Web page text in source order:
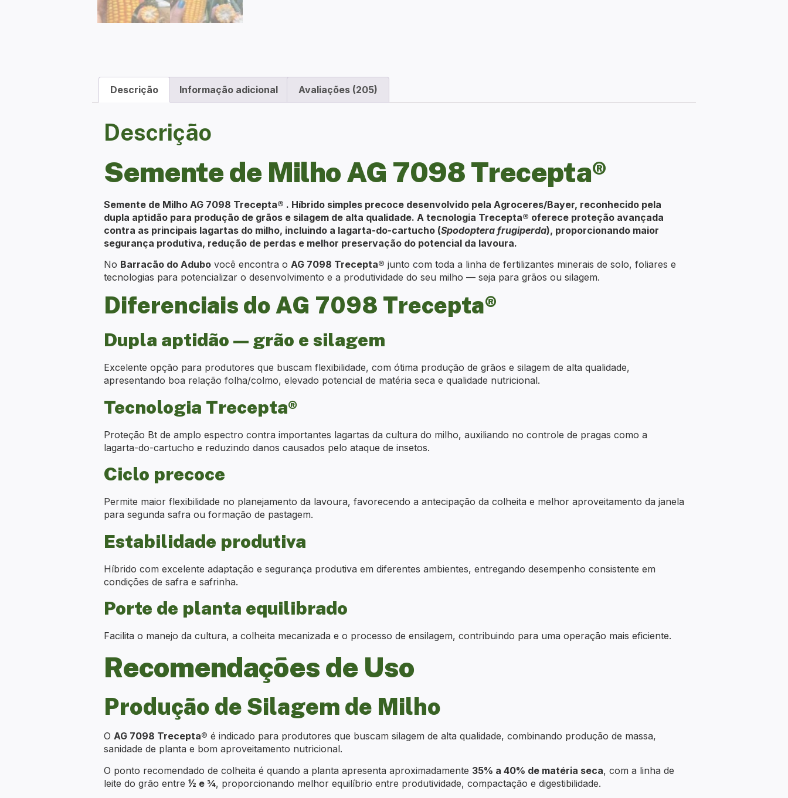
Descrição Informação adicional Avaliações (205)
Descrição
Semente de Milho AG 7098 Trecepta®
Semente de Milho AG 7098 Trecepta® . Híbrido simples precoce desenvolvido pela Agroceres/Bayer, reconhecido pela
dupla aptidão para produção de grãos e silagem de alta qualidade. A tecnologia Trecepta® oferece proteção avançada
contra as principais lagartas do milho, incluindo a lagarta-do-cartucho (Spodoptera frugiperda), proporcionando maior
segurança produtiva, redução de perdas e melhor preservação do potencial da lavoura.
No Barracão do Adubo você encontra o AG 7098 Trecepta® junto com toda a linha de fertilizantes minerais de solo, foliares e
tecnologias para potencializar o desenvolvimento e a produtividade do seu milho — seja para grãos ou silagem.
Diferenciais do AG 7098 Trecepta®
Dupla aptidão — grão e silagem
Excelente opção para produtores que buscam flexibilidade, com ótima produção de grãos e silagem de alta qualidade,
apresentando boa relação folha/colmo, elevado potencial de matéria seca e qualidade nutricional.
Tecnologia Trecepta®
Proteção Bt de amplo espectro contra importantes lagartas da cultura do milho, auxiliando no controle de pragas como a
lagarta-do-cartucho e reduzindo danos causados pelo ataque de insetos.
Ciclo precoce
Permite maior flexibilidade no planejamento da lavoura, favorecendo a antecipação da colheita e melhor aproveitamento da janela
para segunda safra ou formação de pastagem.
Estabilidade produtiva
Híbrido com excelente adaptação e segurança produtiva em diferentes ambientes, entregando desempenho consistente em
condições de safra e safrinha.
Porte de planta equilibrado
Facilita o manejo da cultura, a colheita mecanizada e o processo de ensilagem, contribuindo para uma operação mais eficiente.
Recomendações de Uso
Produção de Silagem de Milho
O AG 7098 Trecepta® é indicado para produtores que buscam silagem de alta qualidade, combinando produção de massa,
sanidade de planta e bom aproveitamento nutricional.
O ponto recomendado de colheita é quando a planta apresenta aproximadamente 35% a 40% de matéria seca, com a linha de
leite do grão entre ½ e ¾, proporcionando melhor equilíbrio entre produtividade, compactação e digestibilidade.